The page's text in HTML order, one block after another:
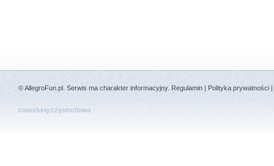
©AllegroFun.pl . Serwis ma charakter informacyjny. Regulamin | Polityka prywatności |
coworking częstochowa